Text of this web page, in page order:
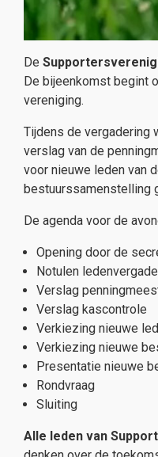
De
De bijeenkomst begint
vereniging.
Tijdens de vergadering
verslag van de
voor nieuwe leden van
bestuurssamenstelling
De agenda voor de
Opening door de
Notulen
Verslag
Verslag kascontrole
Verkiezing nieuwe
Verkiezing nieuwe
Presentatie nieuwe
Rondvraag
Sluiting
Alle leden van